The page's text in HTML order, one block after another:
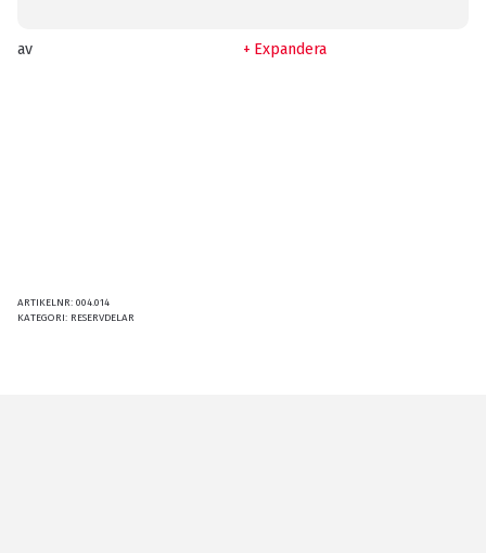
av Expandera
ARTIKELNR: 004.014
KATEGORI: RESERVDELAR